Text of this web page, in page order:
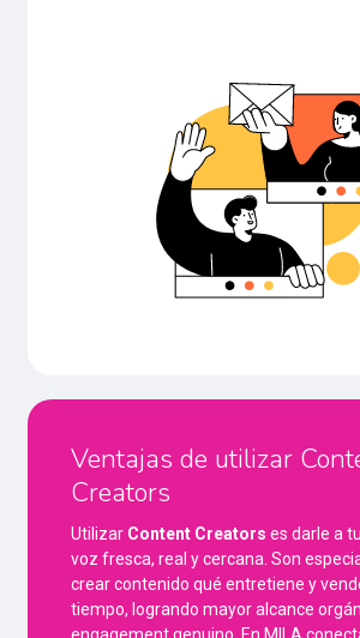
Ventajas de utilizar
Creators
Utilizar Content Creators es darle a
voz fresca, real y cercana. Son
crear contenido qué entretiene y
tiempo, logrando mayor alcance
engagement genuino. En MILA